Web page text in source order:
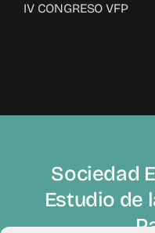
IV CONGRESO VFP
Sociedad
Estudio de